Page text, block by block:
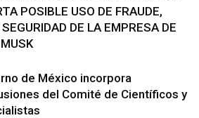
POSIBLE USO DE FRAUDE,
SEGURIDAD DE LA EMPRESA DE
de México incorpora
del Comité de Científicos y